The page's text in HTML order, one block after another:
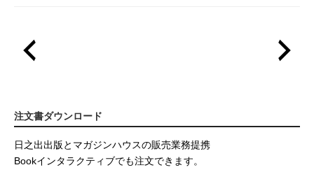
注文書ダウンロード
日之出出版とマガジンハウスの販売業務提携
Bookインタラクティブでも注文できます。